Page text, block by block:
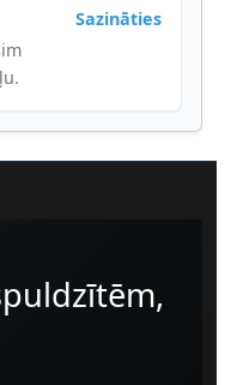
Sazināties